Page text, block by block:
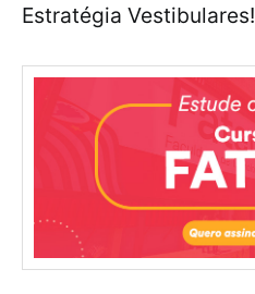
Estratégia Vestibulares!